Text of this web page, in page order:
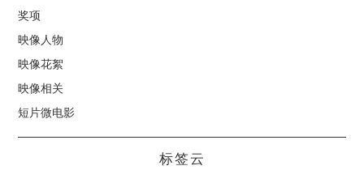
奖项
映像人物
映像花絮
映像相关
短片微电影
标签云